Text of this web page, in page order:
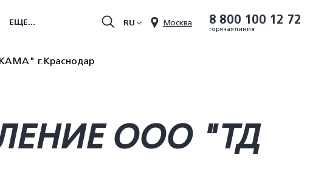
8 800 100 12 72
горячая линия
Москва
RU
ЕЩЕ...
г.Краснодар
ООО "ТД